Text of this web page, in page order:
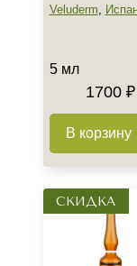
Результат
Лифтинг
Обновление клеток
Показать еще
Область
Волосы
Декольте
Кожа головы
Veluderm,
5 мл
1700 ₽
В корзину
СКИДКА